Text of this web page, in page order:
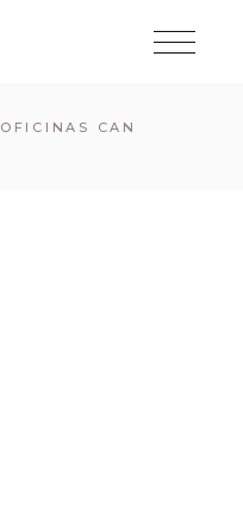
OFICINAS CAN